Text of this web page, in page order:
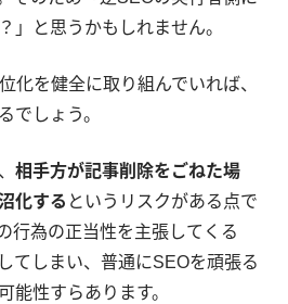
」と思うかもしれません。
化を健全に取り組んでいれば、
でしょう。
相手方が記事削除をごねた場
化する というリスクがある点で
行為の正当性を主張してくる
てしまい、普通にSEOを頑張る
能性すらあります。